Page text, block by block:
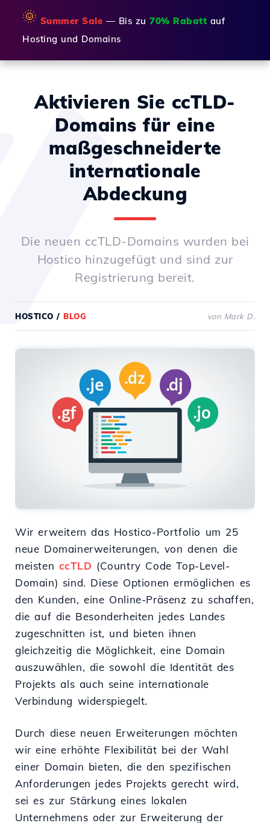
🌞 Summer Sale — Bis zu 70% Rabatt auf
Hosting und Domains
Aktivieren Sie ccTLD-
Domains für eine
maßgeschneiderte
internationale
Abdeckung
Die neuen ccTLD-Domains wurden bei
Hostico hinzugefügt und sind zur
Registrierung bereit.
HOSTICO / BLOG von Mark D.
Wir erweitern das Hostico-Portfolio um 25
neue Domainerweiterungen, von denen die
meisten ccTLD (Country Code Top-Level-
Domain) sind. Diese Optionen ermöglichen es
den Kunden, eine Online-Präsenz zu schaffen,
die auf die Besonderheiten jedes Landes
zugeschnitten ist, und bieten ihnen
gleichzeitig die Möglichkeit, eine Domain
auszuwählen, die sowohl die Identität des
Projekts als auch seine internationale
Verbindung widerspiegelt.
Durch diese neuen Erweiterungen möchten
wir eine erhöhte Flexibilität bei der Wahl
einer Domain bieten, die den spezifischen
Anforderungen jedes Projekts gerecht wird,
sei es zur Stärkung eines lokalen
Unternehmens oder zur Erweiterung der